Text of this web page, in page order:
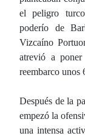
el peligro
poderío de
Vizcaíno
atrevió a
reembarco unos
Después de la
empezó la
una intensa